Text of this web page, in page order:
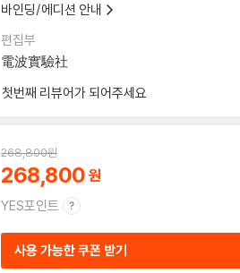
바인딩/에디션 안내
편집부
電波實驗社
첫번째 리뷰어가 되어주세요
268,800원
268,800
YES포인트
사용 가능한 쿠폰 받기